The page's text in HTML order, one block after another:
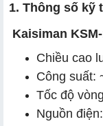
1. Thông số kỹ
Kaisiman
Chiều cao
Công suất:
Tốc độ
Nguồn